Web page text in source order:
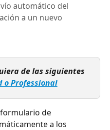
automático del
a un nuevo
de las siguientes
o Professional
de
a los